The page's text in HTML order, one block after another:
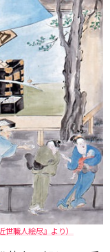
職人絵尽』より）